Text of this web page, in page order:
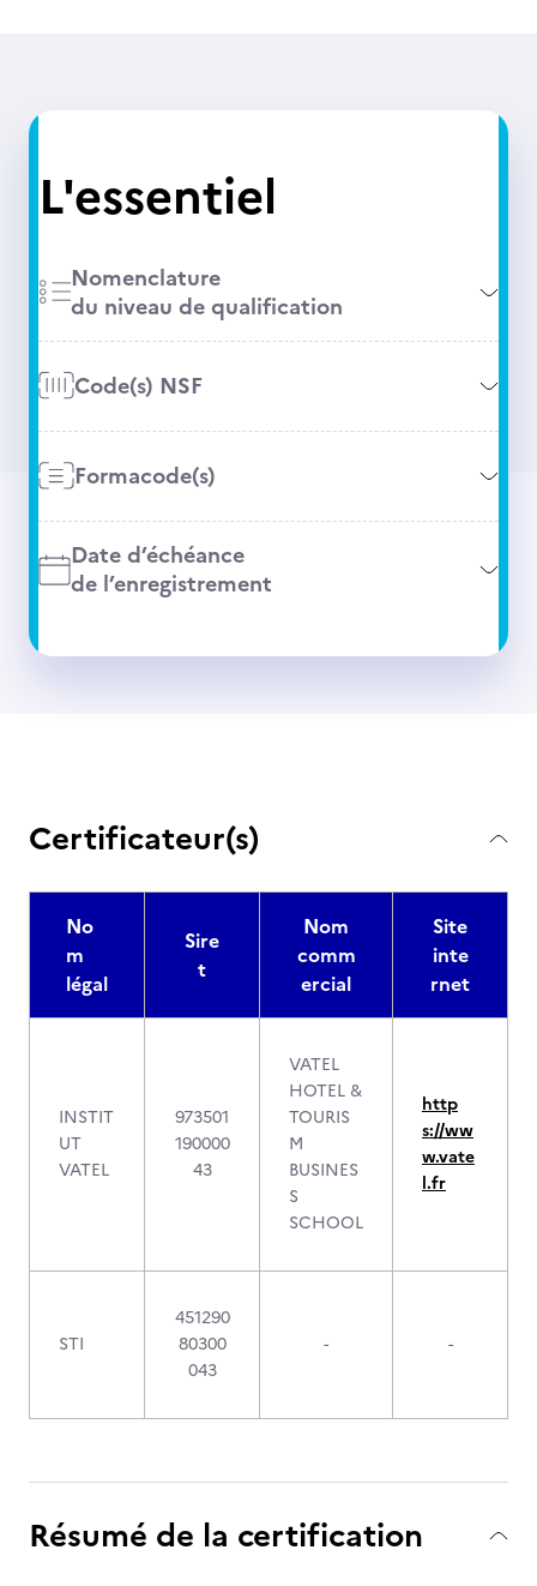
L'essentiel
Nomenclature
du niveau de qualification
Code(s) NSF
Formacode(s)
Date d’échéance
de l’enregistrement
Certificateur(s)
No
m
légal
Sire
t
Nom
comm
ercial
Site
inte
rnet
INSTIT
UT
VATEL
973501
190000
43
VATEL
HOTEL &
TOURIS
M
BUSINES
S
SCHOOL
http
s://ww
w.vate
l.fr
STI
451290
80300
043
- -
Résumé de la certification